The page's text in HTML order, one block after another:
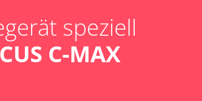
speziell
C-MAX